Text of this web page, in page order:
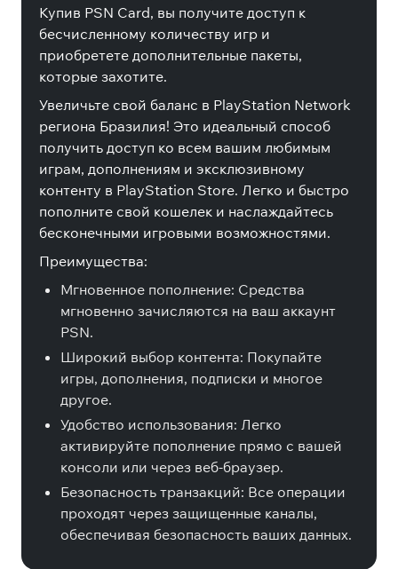
Купив PSN Card, вы получите доступ к
бесчисленному количеству игр и
приобретете дополнительные пакеты,
которые захотите.
Увеличьте свой баланс в PlayStation Network
региона Бразилия! Это идеальный способ
получить доступ ко всем вашим любимым
играм, дополнениям и эксклюзивному
контенту в PlayStation Store. Легко и быстро
пополните свой кошелек и наслаждайтесь
бесконечными игровыми возможностями.
Преимущества:
Мгновенное пополнение: Средства
мгновенно зачисляются на ваш аккаунт
PSN.
Широкий выбор контента: Покупайте
игры, дополнения, подписки и многое
другое.
Удобство использования: Легко
активируйте пополнение прямо с вашей
консоли или через веб-браузер.
Безопасность транзакций: Все операции
проходят через защищенные каналы,
обеспечивая безопасность ваших данных.